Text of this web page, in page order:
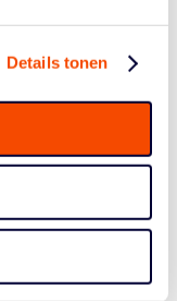
Details tonen